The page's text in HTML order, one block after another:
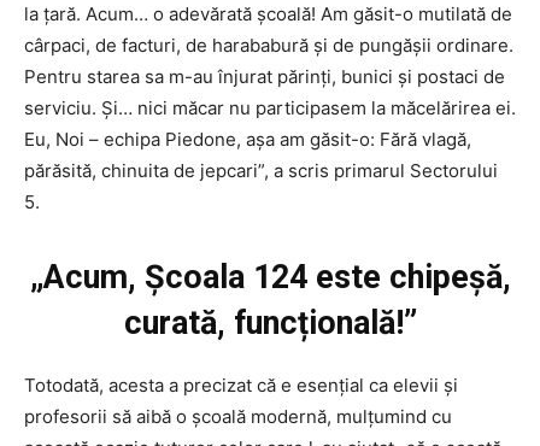
la țară. Acum… o adevărată școală! Am găsit-o mutilată de
cârpaci, de facturi, de harababură și de pungășii ordinare.
Pentru starea sa m-au înjurat părinți, bunici și postaci de
serviciu. Și… nici măcar nu participasem la măcelărirea ei.
Eu, Noi – echipa Piedone, așa am găsit-o: Fără vlagă,
părăsită, chinuita de jepcari”, a scris primarul Sectorului
5.
„Acum, Școala 124 este chipeșă,
curată, funcțională!”
Totodată, acesta a precizat că e esențial ca elevii și
profesorii să aibă o școală modernă, mulțumind cu